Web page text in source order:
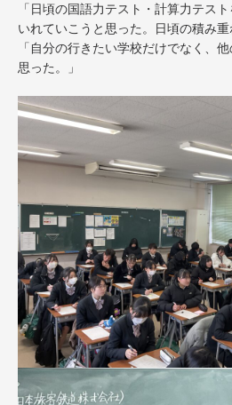
「日頃の国語力テスト・計算力テス
いれていこうと思った。日頃の積み重
「自分の行きたい学校だけでなく、
思った。」